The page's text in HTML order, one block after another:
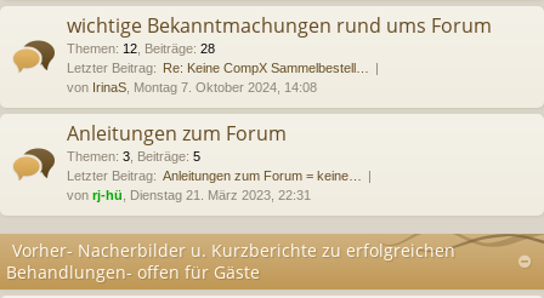
wichtige Bekanntmachungen rund ums Forum
Themen: 12 Beiträge: 28
Letzter Beitrag: Re: Keine CompX Sammelbestell…
von IrinaS , Montag 7. Oktober 2024, 14:08
Anleitungen zum Forum
Themen: 3 Beiträge: 5
Letzter Beitrag: Anleitungen zum Forum = keine…
von rj-hü , Dienstag 21. März 2023, 22:31
Vorher- Nacherbilder u. Kurzberichte zu erfolgreichen
Behandlungen- offen für Gäste